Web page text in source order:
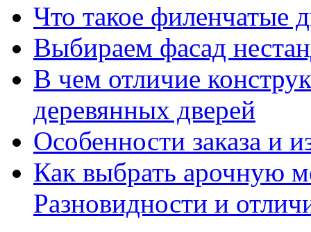
Что такое филенчатые
Выбираем фасад
В чем отличие
деревянных дверей
Особенности заказа и
Как выбрать арочную
Разновидности и